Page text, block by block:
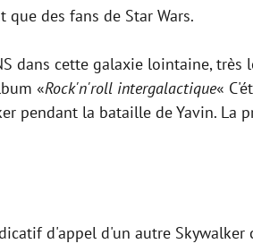
des fans de Star Wars.
dans cette galaxie lointaine,
«Rock'n'roll intergalactique«
pendant la bataille de Yavin.
d'appel d'un autre Skywalker